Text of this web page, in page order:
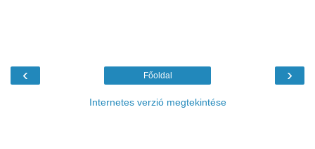
‹ ›
Főoldal
Internetes verzió megtekintése